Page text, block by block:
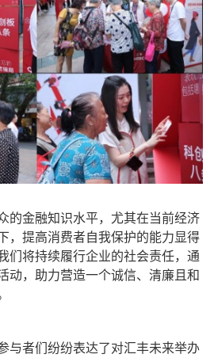
的金融知识水平，尤其在当前经济
，提高消费者自我保护的能力显得
们将持续履行企业的社会责任，通
动，助力营造一个诚信、清廉且和
与者们纷纷表达了对汇丰未来举办